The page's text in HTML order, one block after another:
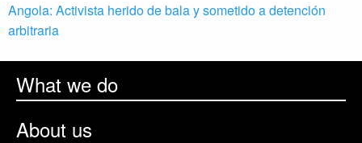
Angola: Activista herido de bala y sometido a detención
arbitraria
What we do
About us